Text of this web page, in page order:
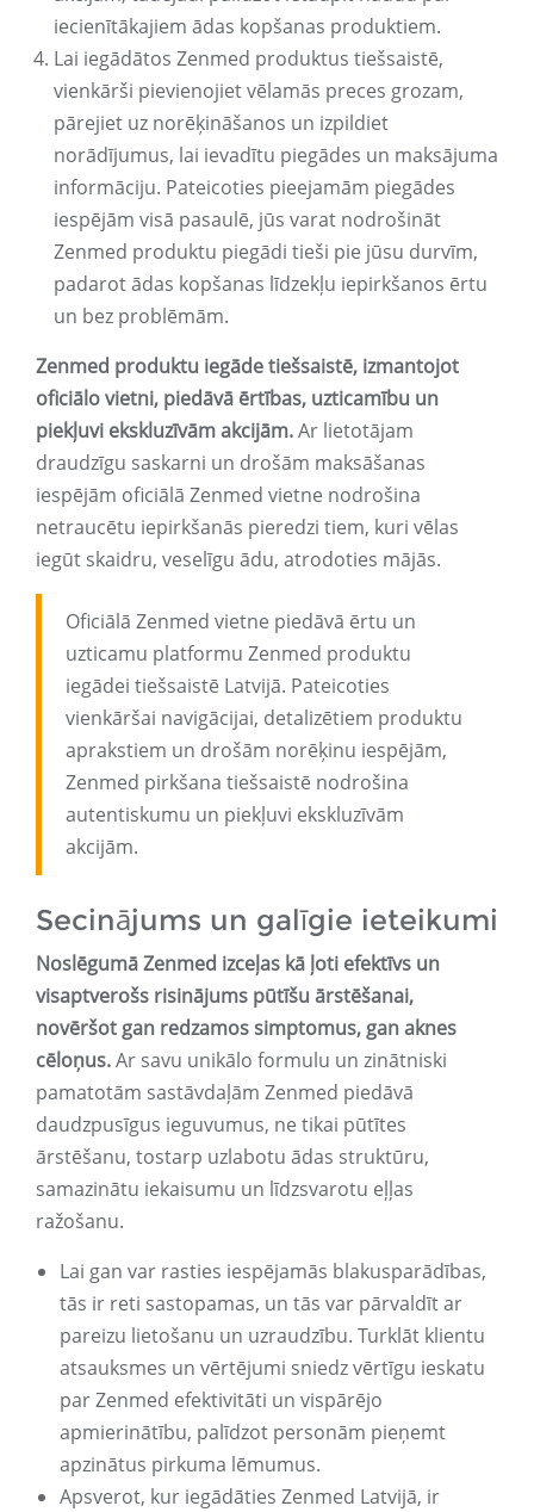
iecienītākajiem ādas kopšanas produktiem.
Lai iegādātos Zenmed produktus tiešsaistē,
vienkārši pievienojiet vēlamās preces grozam,
pārejiet uz norēķināšanos un izpildiet
norādījumus, lai ievadītu piegādes un maksājuma
informāciju. Pateicoties pieejamām piegādes
iespējām visā pasaulē, jūs varat nodrošināt
Zenmed produktu piegādi tieši pie jūsu durvīm,
padarot ādas kopšanas līdzekļu iepirkšanos ērtu
un bez problēmām.
Zenmed produktu iegāde tiešsaistē, izmantojot
oficiālo vietni, piedāvā ērtības, uzticamību un
piekļuvi ekskluzīvām akcijām.Ar lietotājam
draudzīgu saskarni un drošām maksāšanas
iespējām oficiālā Zenmed vietne nodrošina
netraucētu iepirkšanās pieredzi tiem, kuri vēlas
iegūt skaidru, veselīgu ādu, atrodoties mājās.
Oficiālā Zenmed vietne piedāvā ērtu un
uzticamu platformu Zenmed produktu
iegādei tiešsaistē Latvijā. Pateicoties
vienkāršai navigācijai, detalizētiem produktu
aprakstiem un drošām norēķinu iespējām,
Zenmed pirkšana tiešsaistē nodrošina
autentiskumu un piekļuvi ekskluzīvām
akcijām.
Secinājums un galīgie ieteikumi
Noslēgumā Zenmed izceļas kā ļoti efektīvs un
visaptverošs risinājums pūtīšu ārstēšanai,
novēršot gan redzamos simptomus, gan aknes
cēloņus.Ar savu unikālo formulu un zinātniski
pamatotām sastāvdaļām Zenmed piedāvā
daudzpusīgus ieguvumus, ne tikai pūtītes
ārstēšanu, tostarp uzlabotu ādas struktūru,
samazinātu iekaisumu un līdzsvarotu eļļas
ražošanu.
Lai gan var rasties iespējamās blakusparādības,
tās ir reti sastopamas, un tās var pārvaldīt ar
pareizu lietošanu un uzraudzību. Turklāt klientu
atsauksmes un vērtējumi sniedz vērtīgu ieskatu
par Zenmed efektivitāti un vispārējo
apmierinātību, palīdzot personām pieņemt
apzinātus pirkuma lēmumus.
Apsverot, kur iegādāties Zenmed Latvijā, ir